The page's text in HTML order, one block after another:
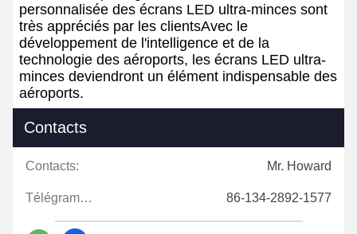
personnalisée des écrans LED ultra-minces sont
très appréciés par les clientsAvec le
développement de l'intelligence et de la
technologie des aéroports, les écrans LED ultra-
minces deviendront un élément indispensable des
aéroports.
Contacts
Contacts: Mr. Howard
Télégramme: 86-134-2892-1577